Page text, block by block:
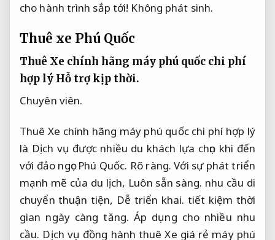
cho hành trình sắp tới! Không phát sinh.
Thuê xe Phú Quốc
Thuê Xe chính hãng máy phú quốc chi phí
hợp lý Hỗ trợ kịp thời.
Chuyên viên.
Thuê Xe chính hãng máy phú quốc chi phí hợp lý
là Dịch vụ được nhiều du khách lựa chọn khi đến
với đảo ngọc Phú Quốc. Rõ ràng. Với sự phát triển
mạnh mẽ của du lịch, Luôn sẵn sàng. nhu cầu di
chuyển thuận tiện, Dễ triển khai. tiết kiệm thời
gian ngày càng tăng. Áp dụng cho nhiều nhu
cầu. Dịch vụ đồng hành thuê Xe giá rẻ máy phú